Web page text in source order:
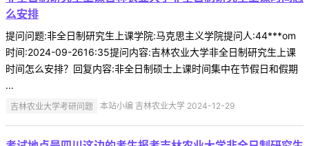
么安排
提问问题:非全日制研究生上课学院:马克思主义学院提问人:44***om
时间:2024-09-2616:35提问内容:吉林农业大学非全日制研究生上课
时间怎么安排？回复内容:非全日制硕士上课时间集中在节假日和假期
...
吉林农业大学考研问题 本站小编 吉林农业大学 2024-12-29